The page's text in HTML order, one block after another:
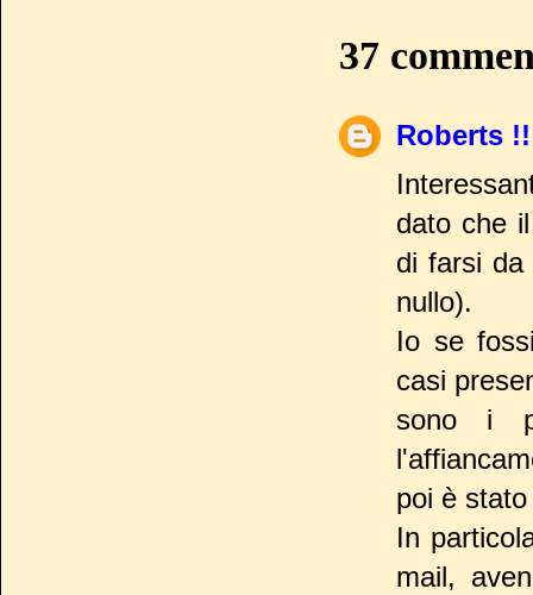
37
Roberts
dato che
di farsi da
nullo).
Io se
casi
sono i
poi è
In
mail,